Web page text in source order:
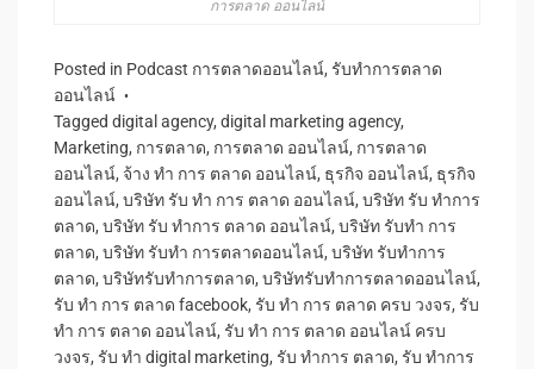
การตลาด ออนไลน์
Posted in Podcast การตลาดออนไลน์, รับทำการตลาด
ออนไลน์
Tagged digital agency, digital marketing agency,
Marketing, การตลาด, การตลาด ออนไลน์, การตลาด
ออนไลน์, จ้าง ทํา การ ตลาด ออนไลน์, ธุรกิจ ออนไลน์, ธุรกิจ
ออนไลน์, บริษัท รับ ทํา การ ตลาด ออนไลน์, บริษัท รับ ทำการ
ตลาด, บริษัท รับ ทำการ ตลาด ออนไลน์, บริษัท รับทํา การ
ตลาด, บริษัท รับทํา การตลาดออนไลน์, บริษัท รับทําการ
ตลาด, บริษัทรับทําการตลาด, บริษัทรับทําการตลาดออนไลน์,
รับ ทํา การ ตลาด facebook, รับ ทํา การ ตลาด ครบ วงจร, รับ
ทํา การ ตลาด ออนไลน์, รับ ทํา การ ตลาด ออนไลน์ ครบ
วงจร, รับ ทำ digital marketing, รับ ทำการ ตลาด, รับ ทำการ